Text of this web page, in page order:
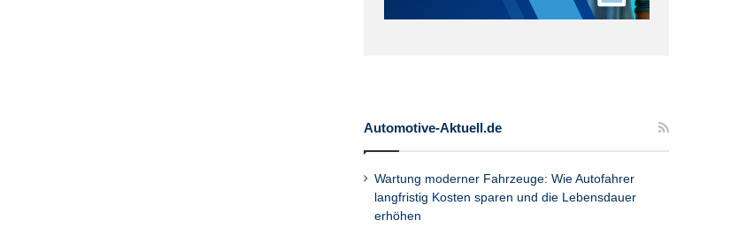
Automotive-Aktuell.de
Wartung moderner Fahrzeuge: Wie Autofahrer
langfristig Kosten sparen und die Lebensdauer
erhöhen